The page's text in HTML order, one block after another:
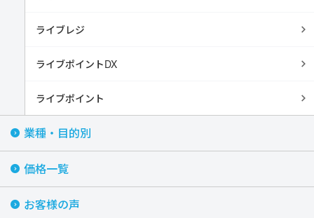
ライブレジ
ライブポイントDX
ライブポイント
業種・目的別
価格一覧
お客様の声